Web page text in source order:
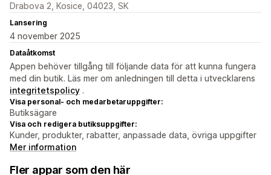
Drabova 2, Kosice, 04023, SK
Lansering
4 november 2025
Dataåtkomst
Appen behöver tillgång till följande data för att kunna fungera
med din butik. Läs mer om anledningen till detta i utvecklarens
integritetspolicy .
Visa personal- och medarbetaruppgifter:
Butiksägare
Visa och redigera butiksuppgifter:
Kunder, produkter, rabatter, anpassade data, övriga uppgifter
Mer information
Fler appar som den här